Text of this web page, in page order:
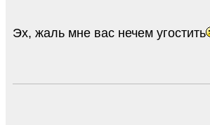
Эх, жаль мне вас нечем угостить